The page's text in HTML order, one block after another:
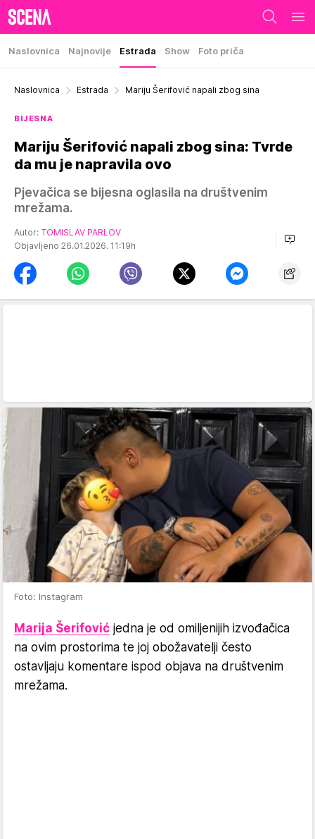
Naslovnica Najnovije Estrada Show Foto priča
Naslovnica Estrada Mariju Šerifović napali zbog sina
BIJESNA
Mariju Šerifović napali zbog sina: Tvrde
da mu je napravila ovo
Pjevačica se bijesna oglasila na društvenim
mrežama.
Autor: TOMISLAV PARLOV
Objavljeno 26.01.2026. 11:19h
Foto: Instagram
Marija Šerifović jedna je od omiljenijih izvođačica
na ovim prostorima te joj obožavatelji često
ostavljaju komentare ispod objava na društvenim
mrežama.